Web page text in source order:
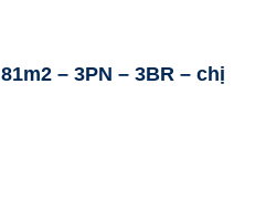
– 3PN – 3BR – chị